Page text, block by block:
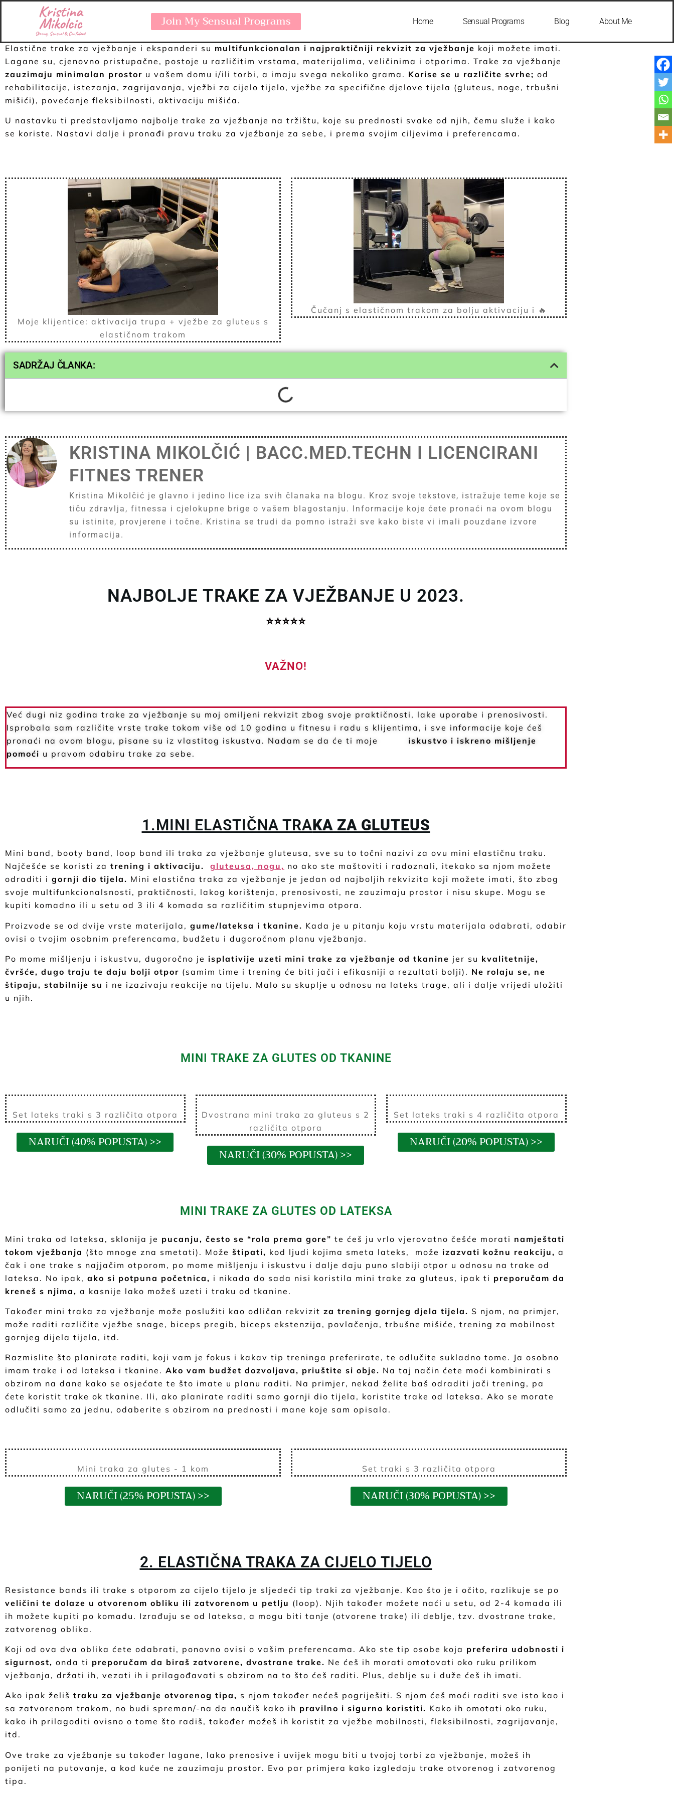
Join My Sensual Programs Home Sensual Programs Blog About Me
TRAKA ZA VJEŽBANJE (RECENZIJA 2023.)
Elastične trake za vježbanje i ekspanderi su multifunkcionalan i najpraktičniji rekvizit za vježbanje koji možete imati.
Lagane su, cjenovno pristupačne, postoje u različitim vrstama, materijalima, veličinima i otporima. Trake za vježbanje
zauzimaju minimalan prostor u vašem domu i/ili torbi, a imaju svega nekoliko grama. Korise se u različite svrhe; od
rehabilitacije, istezanja, zagrijavanja, vježbi za cijelo tijelo, vježbe za specifične djelove tijela (gluteus, noge, trbušni
mišići), povećanje fleksibilnosti, aktivaciju mišića.
U nastavku ti predstavljamo najbolje trake za vježbanje na tržištu, koje su prednosti svake od njih, čemu služe i kako
se koriste. Nastavi dalje i pronađi pravu traku za vježbanje za sebe, i prema svojim ciljevima i preferencama.
Moje klijentice: aktivacija trupa + vježbe za gluteus s
elastičnom trakom
Čučanj s elastičnom trakom za bolju aktivaciju i 🔥
SADRŽAJ ČLANKA:
KRISTINA MIKOLČIĆ | BACC.MED.TECHN I LICENCIRANI
FITNES TRENER
Kristina Mikolčić je glavno i jedino lice iza svih članaka na blogu. Kroz svoje tekstove, istražuje teme koje se
tiču zdravlja, fitnessa i cjelokupne brige o vašem blagostanju. Informacije koje ćete pronaći na ovom blogu
su istinite, provjerene i točne. Kristina se trudi da pomno istraži sve kako biste vi imali pouzdane izvore
informacija.
NAJBOLJE TRAKE ZA VJEŽBANJE U 2023.
⭐⭐⭐⭐⭐
VAŽNO!
Već dugi niz godina trake za vježbanje su moj omiljeni rekvizit zbog svoje praktičnosti, lake uporabe i prenosivosti.
Isprobala sam različite vrste trake tokom više od 10 godina u fitnesu i radu s klijentima, i sve informacije koje ćeš
pronaći na ovom blogu, pisane su iz vlastitog iskustva. Nadam se da će ti moje iskustvo i iskreno mišljenje
pomoći u pravom odabiru trake za sebe.
1.MINI ELASTIČNA TRAKA ZA GLUTEUS
Mini band, booty band, loop band ili traka za vježbanje gluteusa, sve su to točni nazivi za ovu mini elastičnu traku.
Najčešće se koristi za trening i aktivaciju. gluteusa, nogu, no ako ste maštoviti i radoznali, itekako sa njom možete
odraditi i gornji dio tijela. Mini elastična traka za vježbanje je jedan od najboljih rekvizita koji možete imati, što zbog
svoje multifunkcionalsnosti, praktičnosti, lakog korištenja, prenosivosti, ne zauzimaju prostor i nisu skupe. Mogu se
kupiti komadno ili u setu od 3 ili 4 komada sa različitim stupnjevima otpora.
Proizvode se od dvije vrste materijala, gume/lateksa i tkanine. Kada je u pitanju koju vrstu materijala odabrati, odabir
ovisi o tvojim osobnim preferencama, budžetu i dugoročnom planu vježbanja.
Po mome mišljenju i iskustvu, dugoročno je isplativije uzeti mini trake za vježbanje od tkanine jer su kvalitetnije,
čvršće, dugo traju te daju bolji otpor (samim time i trening će biti jači i efikasniji a rezultati bolji). Ne rolaju se, ne
štipaju, stabilnije su i ne izazivaju reakcije na tijelu. Malo su skuplje u odnosu na lateks trage, ali i dalje vrijedi uložiti
u njih.
MINI TRAKE ZA GLUTES OD TKANINE
Set lateks traki s 3 različita otpora
NARUČI (40% POPUSTA) >>
Dvostrana mini traka za gluteus s 2
različita otpora
NARUČI (30% POPUSTA) >>
Set lateks traki s 4 različita otpora
NARUČI (20% POPUSTA) >>
MINI TRAKE ZA GLUTES OD LATEKSA
Mini traka od lateksa, sklonija je pucanju, često se “rola prema gore” te ćeš ju vrlo vjerovatno češće morati namještati
tokom vježbanja (što mnoge zna smetati). Može štipati, kod ljudi kojima smeta lateks, može izazvati kožnu reakciju, a
čak i one trake s najjačim otporom, po mome mišljenju i iskustvu i dalje daju puno slabiji otpor u odnosu na trake od
lateksa. No ipak, ako si potpuna početnica, i nikada do sada nisi koristila mini trake za gluteus, ipak ti preporučam da
kreneš s njima, a kasnije lako možeš uzeti i traku od tkanine.
Također mini traka za vježbanje može poslužiti kao odličan rekvizit za trening gornjeg djela tijela. S njom, na primjer,
može raditi različite vježbe snage, biceps pregib, biceps ekstenzija, povlačenja, trbušne mišiće, trening za mobilnost
gornjeg dijela tijela, itd.
Razmislite što planirate raditi, koji vam je fokus i kakav tip treninga preferirate, te odlučite sukladno tome. Ja osobno
imam trake i od lateksa i tkanine. Ako vam budžet dozvoljava, priuštite si obje. Na taj način ćete moći kombinirati s
obzirom na dane kako se osjećate te što imate u planu raditi. Na primjer, nekad želite baš odraditi jači trening, pa
ćete koristit trake ok tkanine. Ili, ako planirate raditi samo gornji dio tijela, koristite trake od lateksa. Ako se morate
odlučiti samo za jednu, odaberite s obzirom na prednosti i mane koje sam opisala.
Mini traka za glutes - 1 kom
NARUČI (25% POPUSTA) >>
Set traki s 3 različita otpora
NARUČI (30% POPUSTA) >>
2. ELASTIČNA TRAKA ZA CIJELO TIJELO
Resistance bands ili trake s otporom za cijelo tijelo je sljedeći tip traki za vježbanje. Kao što je i očito, razlikuje se po
veličini te dolaze u otvorenom obliku ili zatvorenom u petlju (loop). Njih također možete naći u setu, od 2-4 komada ili
ih možete kupiti po komadu. Izrađuju se od lateksa, a mogu biti tanje (otvorene trake) ili deblje, tzv. dvostrane trake,
zatvorenog oblika.
Koji od ova dva oblika ćete odabrati, ponovno ovisi o vašim preferencama. Ako ste tip osobe koja preferira udobnosti i
sigurnost, onda ti preporučam da biraš zatvorene, dvostrane trake. Ne ćeš ih morati omotovati oko ruku prilikom
vježbanja, držati ih, vezati ih i prilagođavati s obzirom na to što ćeš raditi. Plus, deblje su i duže ćeš ih imati.
Ako ipak želiš traku za vježbanje otvorenog tipa, s njom također nećeš pogriješiti. S njom ćeš moći raditi sve isto kao i
sa zatvorenom trakom, no budi spreman/-na da naučiš kako ih pravilno i sigurno koristiti. Kako ih omotati oko ruku,
kako ih prilagoditi ovisno o tome što radiš, također možeš ih koristit za vježbe mobilnosti, fleksibilnosti, zagrijavanje,
itd.
Ove trake za vježbanje su također lagane, lako prenosive i uvijek mogu biti u tvojoj torbi za vježbanje, možeš ih
ponijeti na putovanje, a kod kuće ne zauzimaju prostor. Evo par primjera kako izgledaju trake otvorenog i zatvorenog
tipa.